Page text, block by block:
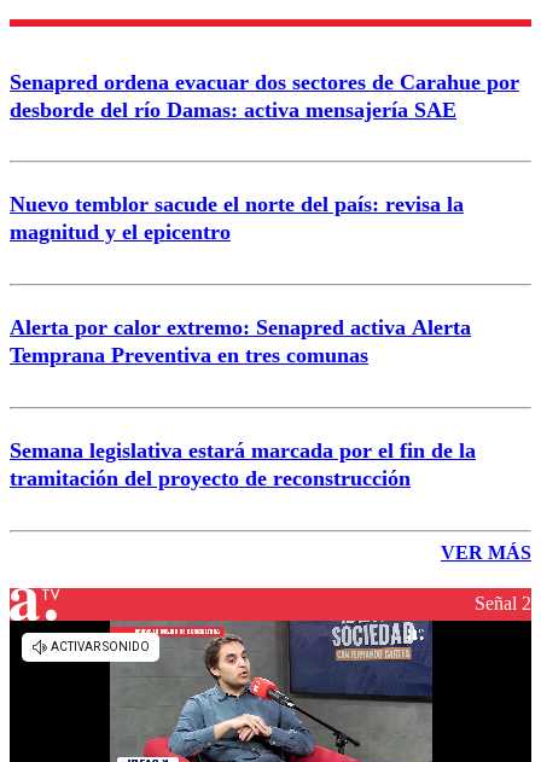
Enviar comentario
Senapred ordena evacuar dos sectores de Carahue por
desborde del río Damas: activa mensajería SAE
Nuevo temblor sacude el norte del país: revisa la
magnitud y el epicentro
Alerta por calor extremo: Senapred activa Alerta
Temprana Preventiva en tres comunas
Semana legislativa estará marcada por el fin de la
tramitación del proyecto de reconstrucción
VER MÁS
Señal 2